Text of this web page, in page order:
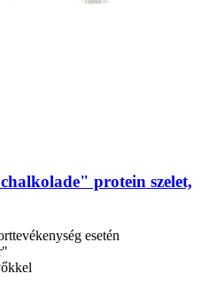
protein szelet,
esetén